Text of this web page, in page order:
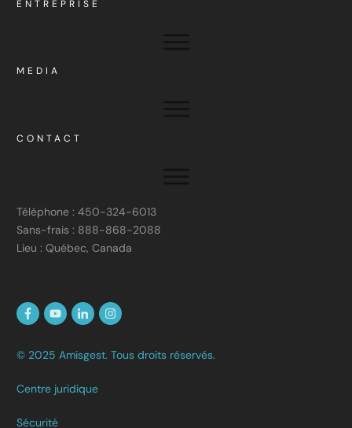
ENTREPRISE
MEDIA
CONTACT
Téléphone : 450-324-6013
Sans-frais : 888-868-2088
Lieu : Québec, Canada
© 2025 Amisgest. Tous droits réservés.
Centre juridique
Sécurité